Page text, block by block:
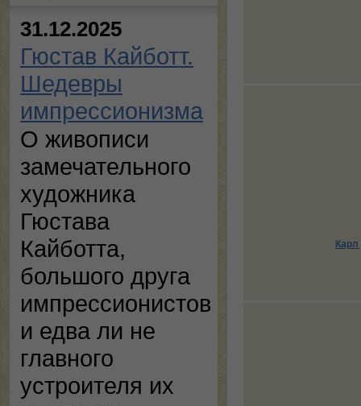
31.12.2025
Гюстав Кайботт.
Шедевры
импрессионизма
О живописи
замечательного
художника
Гюстава
Кайботта,
большого друга
импрессионистов
и едва ли не
главного
устроителя их
Карл